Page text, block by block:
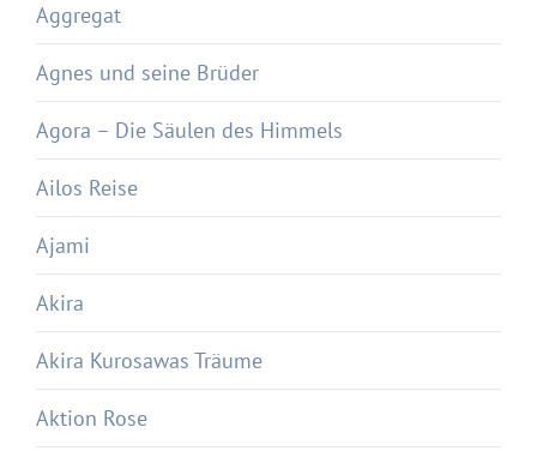
Aggregat
Agnes und seine Brüder
Agora – Die Säulen des Himmels
Ailos Reise
Ajami
Akira
Akira Kurosawas Träume
Aktion Rose